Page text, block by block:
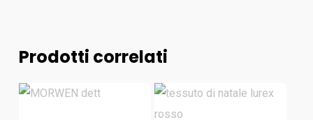
Prodotti correlati